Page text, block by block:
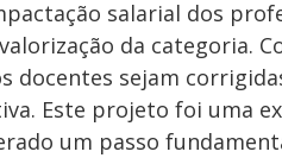
salarial dos
da categoria.
docentes sejam
Este projeto foi uma
um passo